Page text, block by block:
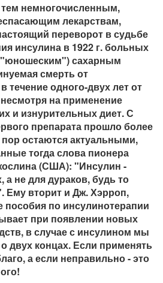
немногочисленным,
лекарствам,
переворот в судьбе
инсулина в 1922 г. больных
сахарным
смерть от
течение одного-двух лет от
на применение
и изнурительных диет. С
препарата прошло более
пор остаются актуальными,
тогда слова пионера
(США): "Инсулин -
не для дураков, будь то
Ему вторит и Дж. Хэрроп,
пособия по инсулинотерапии
при появлении новых
в случае с инсулином мы
двух концах. Если применять
а если неправильно - это